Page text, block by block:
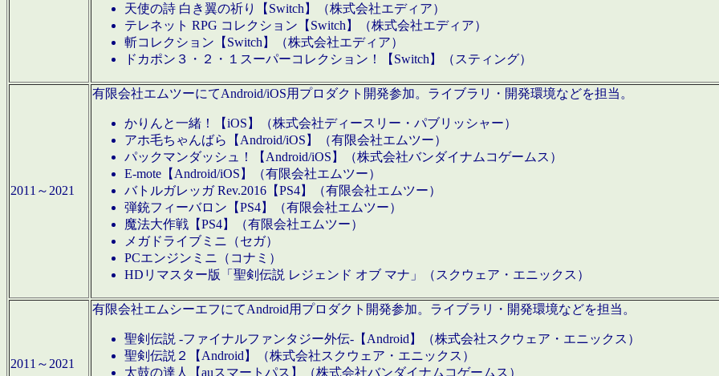
天使の詩 白き翼の祈り【Switch】（株式会社エディア）
テレネット RPG コレクション【Switch】（株式会社エディア）
斬コレクション【Switch】（株式会社エディア）
ドカポン３・２・１スーパーコレクション！【Switch】（スティング）
2011～2021
有限会社エムツーにてAndroid/iOS用プロダクト開発参加。ライブラリ・開発環境などを担当。
かりんと一緒！【iOS】（株式会社ディースリー・パブリッシャー）
アホ毛ちゃんばら【Android/iOS】（有限会社エムツー）
パックマンダッシュ！【Android/iOS】（株式会社バンダイナムコゲームス）
E-mote【Android/iOS】（有限会社エムツー）
バトルガレッガ Rev.2016【PS4】（有限会社エムツー）
弾銃フィーバロン【PS4】（有限会社エムツー）
魔法大作戦【PS4】（有限会社エムツー）
メガドライブミニ（セガ）
PCエンジンミニ（コナミ）
HDリマスター版「聖剣伝説 レジェンド オブ マナ」（スクウェア・エニックス）
2011～2021
有限会社エムシーエフにてAndroid用プロダクト開発参加。ライブラリ・開発環境などを担当。
聖剣伝説 -ファイナルファンタジー外伝-【Android】（株式会社スクウェア・エニックス）
聖剣伝説２【Android】（株式会社スクウェア・エニックス）
太鼓の達人【auスマートパス】（株式会社バンダイナムコゲームス）